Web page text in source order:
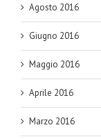
Agosto 2016
Giugno 2016
Maggio 2016
Aprile 2016
Marzo 2016